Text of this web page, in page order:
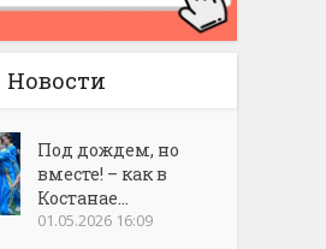
Новости
Под дождем, но
вместе! – как в
Костанае...
01.05.2026 16:09